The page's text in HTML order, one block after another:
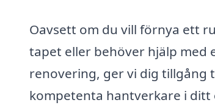
Oavsett om du vill förnya ett
tapet eller behöver hjälp med
renovering, ger vi dig tillgång
kompetenta hantverkare i ditt